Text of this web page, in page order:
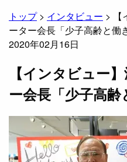
トップ> インタビュー >
ーター会長「少子高齢と働
2020年02月16日
【インタビュー
ー会長「少子高齢